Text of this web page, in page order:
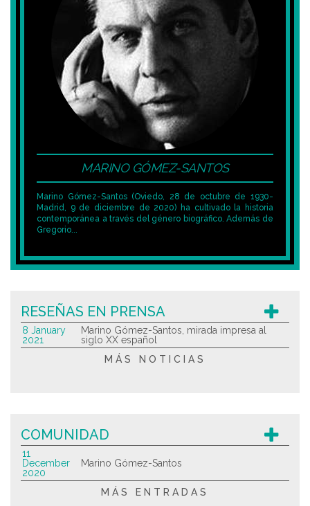
MARINO GÓMEZ-SANTOS
Marino Gómez-Santos (Oviedo, 28 de octubre de 1930-
Madrid, 9 de diciembre de 2020) ha cultivado la historia
contemporánea a través del género biográfico. Además de
Gregorio...
RESEÑAS EN PRENSA
8 January
2021
Marino Gómez-Santos, mirada impresa al
siglo XX español
MÁS NOTICIAS
COMUNIDAD
11
December
2020
Marino Gómez-Santos
MÁS ENTRADAS